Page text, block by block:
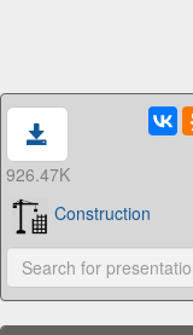
926.47K
Construction